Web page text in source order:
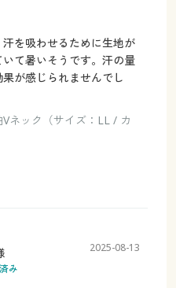
を吸わせるために生地が
て暑いそうです。汗の量
が感じられませんでし
ネック（サイズ：LL / カ
み
2025-08-13